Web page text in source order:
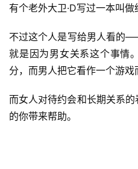
业
快
讯
开
眼
有个老外大卫·D写过一本叫做
不过这个人是写给男人看的
就是因为男女关系这个事情
分，而男人把它看作一个游戏
而女人对待约会和长期关系
的你带来帮助。